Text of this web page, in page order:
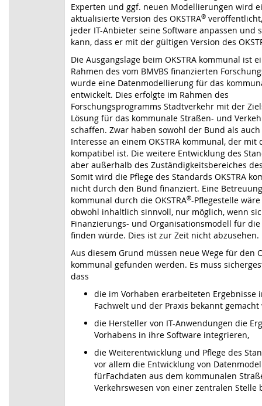
Experten und ggf. neuen Modellierungen wird
aktualisierte Version des OKSTRA®
jeder IT-Anbieter seine Software anpassen und
kann, dass er mit der gültigen Version des
Die Ausgangslage beim OKSTRA kommunal ist
Rahmen des vom BMVBS finanzierten
wurde eine Datenmodellierung für das
entwickelt. Dies erfolgte im Rahmen des
Forschungsprogramms Stadtverkehr mit der
Lösung für das kommunale Straßen- und
schaffen. Zwar haben sowohl der Bund als
Interesse an einem OKSTRA kommunal, der mit
kompatibel ist. Die weitere Entwicklung des
aber außerhalb des Zuständigkeitsbereiches
Somit wird die Pflege des Standards OKSTRA
nicht durch den Bund finanziert. Eine Betreuung
kommunal durch die OKSTRA®-Pflegestelle
obwohl inhaltlich sinnvoll, nur möglich, wenn
Finanzierungs- und Organisationsmodell für die
finden würde. Dies ist zur Zeit nicht abzusehen.
Aus diesem Grund müssen neue Wege für den
kommunal gefunden werden. Es muss
dass
die im Vorhaben erarbeiteten Ergebnisse
Fachwelt und der Praxis bekannt gemacht
die Hersteller von IT-Anwendungen die
Vorhabens in ihre Software integrieren,
die Weiterentwicklung und Pflege des
vor allem die Entwicklung von
fürFachdaten aus dem kommunalen
Verkehrswesen von einer zentralen Stelle